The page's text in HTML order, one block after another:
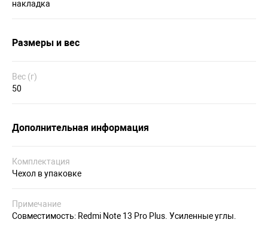
накладка
Размеры и вес
Вес (г)
50
Дополнительная информация
Комплектация
Чехол в упаковке
Примечание
Совместимость: Redmi Note 13 Pro Plus. Усиленные углы.